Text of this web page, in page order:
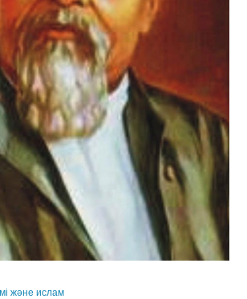
және ислам